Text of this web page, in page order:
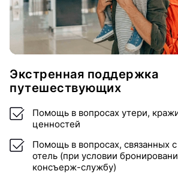
Экстренная поддержка
путешествующих
Помощь в вопросах утери,
ценностей
Помощь в вопросах, связанных
отель (при условии
консъерж-службу)